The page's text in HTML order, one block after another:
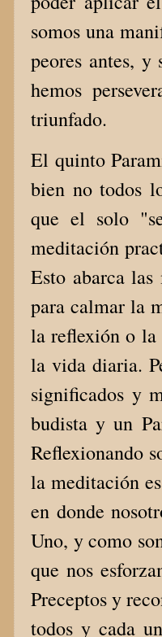
somos una
peores antes,
hemos
triunfado.
El quinto
bien no todos
que el solo
meditación
Esto abarca
para calmar la
la reflexión o la
la vida diaria.
significados y
budista y un
Reflexionando
la meditación
en donde
Uno, y como
que nos
Preceptos y
todos y cada